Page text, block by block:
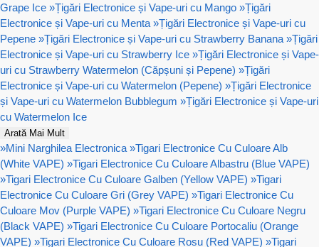
Grape Ice »Țigări Electronice și Vape-uri cu Mango »Țigări
Electronice și Vape-uri cu Menta »Țigări Electronice și Vape-uri cu
Pepene »Țigări Electronice și Vape-uri cu Strawberry Banana »Țigări
Electronice și Vape-uri cu Strawberry Ice »Țigări Electronice și Vape-
uri cu Strawberry Watermelon (Căpșuni și Pepene) »Țigări
Electronice și Vape-uri cu Watermelon (Pepene) »Țigări Electronice
și Vape-uri cu Watermelon Bubblegum »Țigări Electronice și Vape-uri
cu Watermelon Ice
Arată Mai Mult
»Mini Narghilea Electronica »Tigari Electronice Cu Culoare Alb
(White VAPE) »Tigari Electronice Cu Culoare Albastru (Blue VAPE)
»Tigari Electronice Cu Culoare Galben (Yellow VAPE) »Tigari
Electronice Cu Culoare Gri (Grey VAPE) »Tigari Electronice Cu
Culoare Mov (Purple VAPE) »Tigari Electronice Cu Culoare Negru
(Black VAPE) »Tigari Electronice Cu Culoare Portocaliu (Orange
VAPE) »Tigari Electronice Cu Culoare Rosu (Red VAPE) »Tigari